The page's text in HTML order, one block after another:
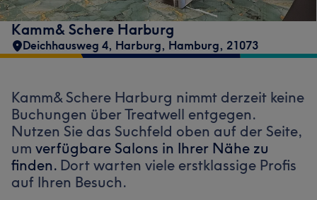
Kamm& Schere Harburg
Deichhausweg 4, Harburg, Hamburg, 21073
Kamm& Schere Harburg nimmt derzeit keine
Buchungen über Treatwell entgegen.
Nutzen Sie das Suchfeld oben auf der Seite,
um verfügbare Salons in Ihrer Nähe zu
finden. Dort warten viele erstklassige Profis
auf Ihren Besuch.